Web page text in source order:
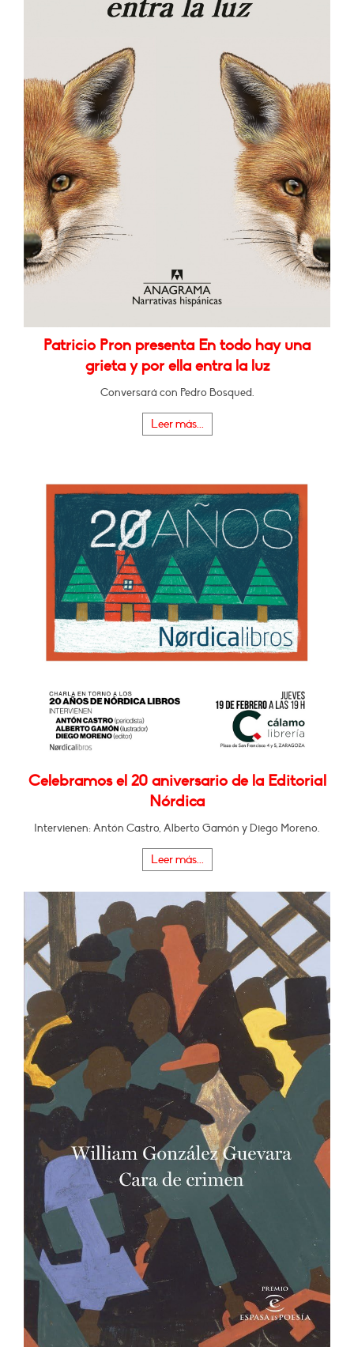
Patricio Pron presenta En todo hay una
grieta y por ella entra la luz
Conversará con Pedro Bosqued.
Leer más...
Celebramos el 20 aniversario de la Editorial
Nórdica
Intervienen: Antón Castro, Alberto Gamón y Diego Moreno.
Leer más...